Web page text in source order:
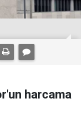
harcama